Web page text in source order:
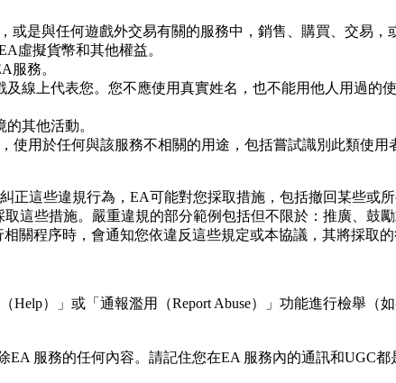
是與任何遊戲外交易有關的服務中，銷售、購買、交易
虛擬貨幣和其他權益。
服務。
線上代表您。您不應使用真實姓名，也不能用他人用過的
其他活動。
用於任何與該服務不相關的用途，包括嘗試識別此類使用
正這些違規行為，EA可能對您採取措施，包括撤回某些或
這些措施。嚴重違規的部分範例包括但不限於：推廣、鼓
關程序時，會通知您依違反這些規定或本協議，其將採取
）」或「通報濫用（Report Abuse）」功能進行檢舉（
服務的任何內容。請記住您在EA 服務內的通訊和UGC都